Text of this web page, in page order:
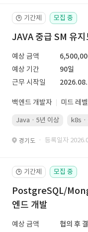
🕒 기간제 모집 중
JAVA 중급 SM 유
예상 금액
예상 기간
90일
근무 시작일
백엔드 개발자 미드 레벨
Java · 5년 이상 k8s ·
경기도 · 등록일자
🕒 기간제 모집 중
PostgreSQL/
엔드 개발
예상 금액
협의 후